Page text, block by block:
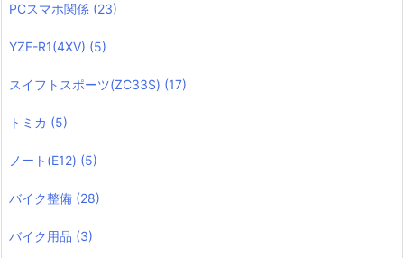
PCスマホ関係 (23)
YZF-R1(4XV) (5)
スイフトスポーツ(ZC33S) (17)
トミカ (5)
ノート(E12) (5)
バイク整備 (28)
バイク用品 (3)